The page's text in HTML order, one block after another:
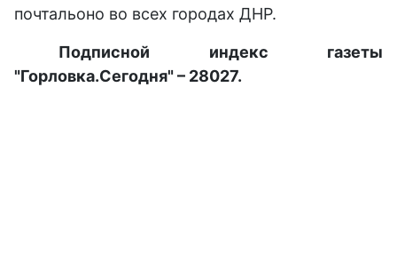
почтальоно во всех городах ДНР.
Подписной индекс газеты
"Горловка.Сегодня" – 28027.